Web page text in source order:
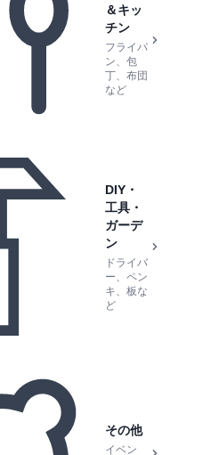
＆キッ
チン
フライパ
ン、包
丁、布団
など
DIY・
工具・
ガーデ
ン
ドライバ
ー、ペン
キ、板な
ど
その他
イベン